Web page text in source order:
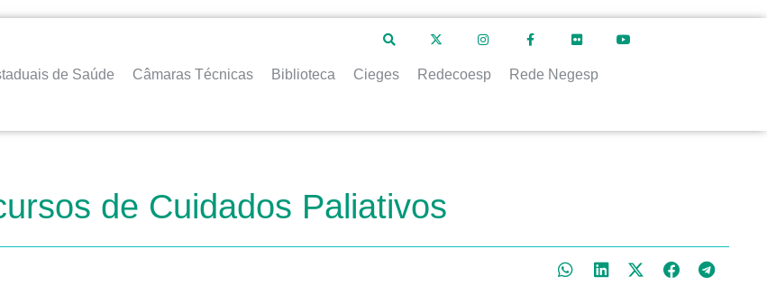
de Saúde Câmaras Técnicas Biblioteca Cieges Redecoesp Rede Negesp
de Cuidados Paliativos